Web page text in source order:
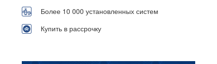
Более 10 000 установленных систем
Купить в рассрочку